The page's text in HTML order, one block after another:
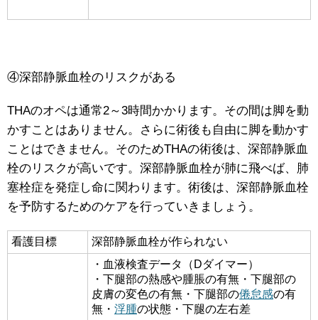
④深部静脈血栓のリスクがある
THAのオペは通常2～3時間かかります。その間は脚を動
かすことはありません。さらに術後も自由に脚を動かす
ことはできません。そのためTHAの術後は、深部静脈血
栓のリスクが高いです。深部静脈血栓が肺に飛べば、肺
塞栓症を発症し命に関わります。術後は、深部静脈血栓
を予防するためのケアを行っていきましょう。
看護目標 深部静脈血栓が作られない
・血液検査データ（Dダイマー）
・下腿部の熱感や腫脹の有無・下腿部の
皮膚の変色の有無・下腿部の倦怠感の有
無・ 浮腫の状態・下腿の左右差